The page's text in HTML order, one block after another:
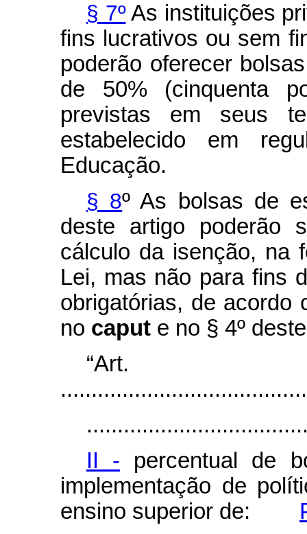
§ 7ºAs instituições
fins lucrativos ou sem
poderão oferecer
de 50% (cinquenta
previstas em seus
estabelecido em
Educação.
§ 8º As bolsas de
deste artigo poderão
cálculo da isenção, na
Lei, mas não para fins
obrigatórias, de acordo
no caput e no § 4º
II - percentual de
implementação de
ensino superior de: